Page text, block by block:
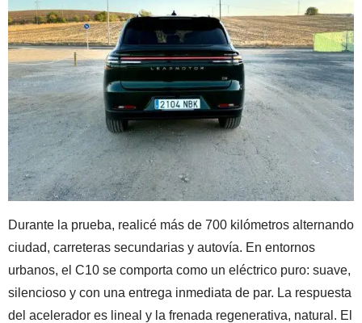
Durante la prueba, realicé más de 700 kilómetros alternando
ciudad, carreteras secundarias y autovía. En entornos
urbanos, el C10 se comporta como un eléctrico puro: suave,
silencioso y con una entrega inmediata de par. La respuesta
del acelerador es lineal y la frenada regenerativa, natural. El